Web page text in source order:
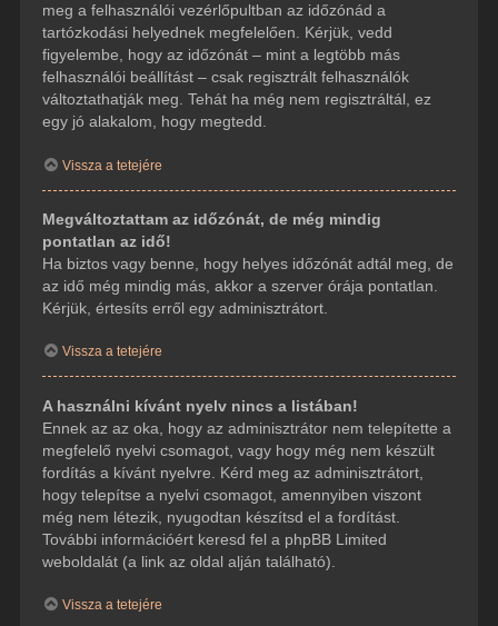
meg a felhasználói vezérlőpultban az időzónád a
tartózkodási helyednek megfelelően. Kérjük, vedd
figyelembe, hogy az időzónát – mint a legtöbb más
felhasználói beállítást – csak regisztrált felhasználók
változtathatják meg. Tehát ha még nem regisztráltál, ez
egy jó alakalom, hogy megtedd.
Vissza a tetejére
Megváltoztattam az időzónát, de még mindig
pontatlan az idő!
Ha biztos vagy benne, hogy helyes időzónát adtál meg, de
az idő még mindig más, akkor a szerver órája pontatlan.
Kérjük, értesíts erről egy adminisztrátort.
Vissza a tetejére
A használni kívánt nyelv nincs a listában!
Ennek az az oka, hogy az adminisztrátor nem telepítette a
megfelelő nyelvi csomagot, vagy hogy még nem készült
fordítás a kívánt nyelvre. Kérd meg az adminisztrátort,
hogy telepítse a nyelvi csomagot, amennyiben viszont
még nem létezik, nyugodtan készítsd el a fordítást.
További információért keresd fel a phpBB Limited
weboldalát (a link az oldal alján található).
Vissza a tetejére